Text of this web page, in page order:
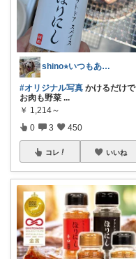
shino⭐︎いつもありがとう🐶🐾
#オリジナル写真 かけるだけで
お肉も野菜 ...
￥ 1,214～
0 3 450
コレ いいね